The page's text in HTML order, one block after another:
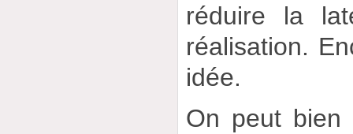
réduire la
réalisation.
idée.
On peut bien